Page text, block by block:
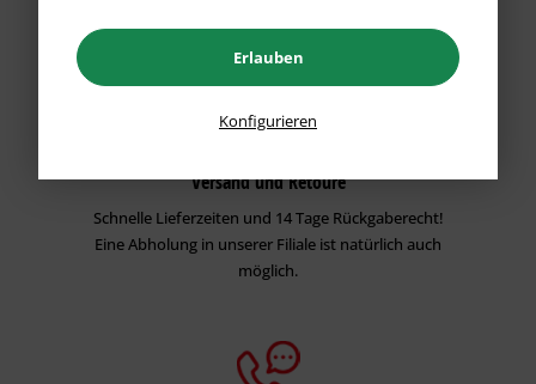
Versand und Retoure
Schnelle Lieferzeiten und 14 Tage Rückgaberecht!
Eine Abholung in unserer Filiale ist natürlich auch
möglich.
Erlauben
Konfigurieren